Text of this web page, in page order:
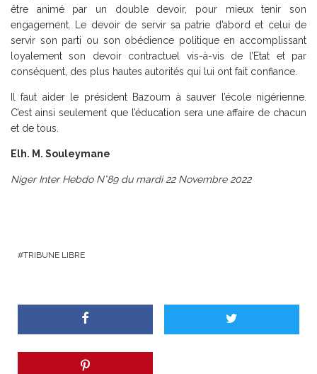
être animé par un double devoir, pour mieux tenir son
engagement. Le devoir de servir sa patrie d’abord et celui de
servir son parti ou son obédience politique en accomplissant
loyalement son devoir contractuel vis-à-vis de l’Etat et par
conséquent, des plus hautes autorités qui lui ont fait confiance.
Il faut aider le président Bazoum à sauver l’école nigérienne.
C’est ainsi seulement que l’éducation sera une affaire de chacun
et de tous.
Elh. M. Souleymane
Niger Inter Hebdo N°89 du mardi 22 Novembre 2022
TRIBUNE LIBRE